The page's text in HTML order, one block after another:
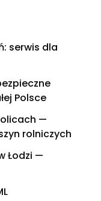
serwis dla
Polsce
—
rolniczych
Łodzi —